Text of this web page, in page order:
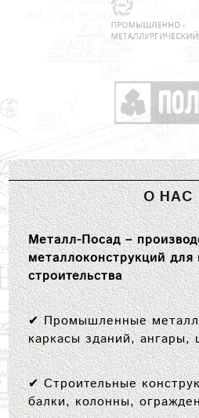
О НАС
Металл-Посад –
металлоконструкций
строительства
✔Промышленные
каркасы зданий, ангары,
✔Строительные
балки, колонны,